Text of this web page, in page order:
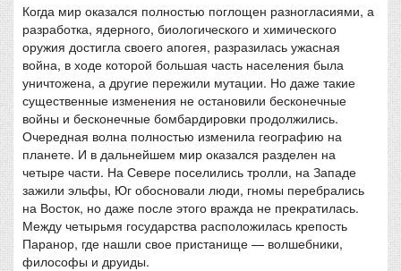
Когда мир оказался полностью поглощен разногласиями, а
разработка, ядерного, биологического и химического
оружия достигла своего апогея, разразилась ужасная
война, в ходе которой большая часть населения была
уничтожена, а другие пережили мутации. Но даже такие
существенные изменения не остановили бесконечные
войны и бесконечные бомбардировки продолжились.
Очередная волна полностью изменила географию на
планете. И в дальнейшем мир оказался разделен на
четыре части. На Севере поселились тролли, на Западе
зажили эльфы, Юг обосновали люди, гномы перебрались
на Восток, но даже после этого вражда не прекратилась.
Между четырьмя государства расположилась крепость
Паранор, где нашли свое пристанище — волшебники,
философы и друиды.